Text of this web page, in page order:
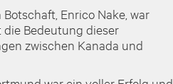
Enrico Nake, war
Bedeutung dieser
zwischen Kanada und